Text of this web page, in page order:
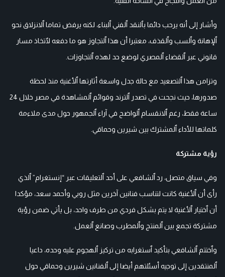
وأشار إلى أنه يرحب دائما بٱلنقد ٱلفني ٱلبناء، لكنه يرفض تماما ٱلانزلاق نحو
ٱلإهانة وٱلسب وٱلقذف، معتبرا أن هذا ٱلتجاوز هو ما دفعه لٱتخاذ مسار
قانوني عبر ٱلقضاء ٱلمصري لوضع حد لهذه ٱلتجاوزات.
وتزامن هذا ٱلتصعيد مع حالة جدل واسعة أثارتها ٱلأغنية منذ لحظة
صدورها، حيث نجحت في تصدر ٱلترند وقوائم ٱلمشاهدة في مصر خلال 24
ساعة فقط، رغم ٱلانقسام ٱلواضح في آراء ٱلجمهور حول مدى ملاءمة
كلماتها للأداء ٱلمشترك بين شيرين وحماقي.
رؤية مشتركة
وفي سياق متصل، رد ٱلشافعي على أحد ٱلتعليقات عبر “إنستغرام” ٱلذي
رأى أن ٱلأغنية كانت لتناسب فنانين آخرين مثل روبي وأحمد سعد، مؤكدا
أن ٱختيار ٱلأغنية لا يتم بشكل فردي من طرف واحد، بل يأتي ضمن رؤية
مشتركة تجمع بين ٱلمنتج وٱلمطرب وصانع ٱلعمل.
وٱختتم ٱلشافعي بتأكيد ٱستغرابه من تركيز ٱلهجوم عليه وحده، داعيا
ٱلمنتقدين إلى توجيه أسئلتهم أيضا إلى ٱلفنانين شيرين وحماقي حول